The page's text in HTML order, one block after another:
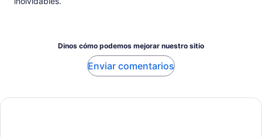
Dinos cómo podemos mejorar nuestro sitio
Enviar comentarios